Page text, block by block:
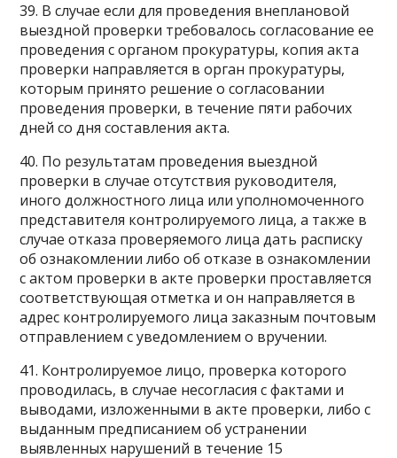
39. В случае если для проведения внеплановой
выездной проверки требовалось согласование ее
проведения с органом прокуратуры, копия акта
проверки направляется в орган прокуратуры,
которым принято решение о согласовании
проведения проверки, в течение пяти рабочих
дней со дня составления акта.
40. По результатам проведения выездной
проверки в случае отсутствия руководителя,
иного должностного лица или уполномоченного
представителя контролируемого лица, а также в
случае отказа проверяемого лица дать расписку
об ознакомлении либо об отказе в ознакомлении
с актом проверки в акте проверки проставляется
соответствующая отметка и он направляется в
адрес контролируемого лица заказным почтовым
отправлением с уведомлением о вручении.
41. Контролируемое лицо, проверка которого
проводилась, в случае несогласия с фактами и
выводами, изложенными в акте проверки, либо с
выданным предписанием об устранении
выявленных нарушений в течение 15